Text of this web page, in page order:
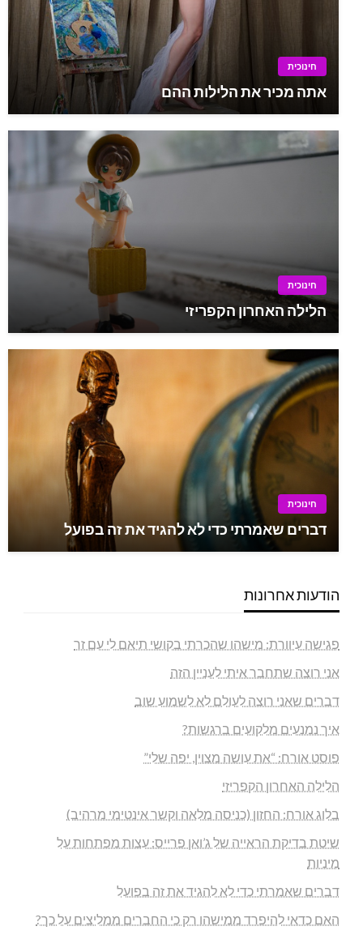
חינוכית
אתה מכיר את הלילות ההם
חינוכית
הלילה האחרון הקפריזי
חינוכית
דברים שאמרתי כדי לא להגיד את זה בפועל
הודעות אחרונות
פגישה עיוורת: מישהו שהכרתי בקושי תיאם לי עם זר
אני רוצה שתחבר איתי לעניין הזה
דברים שאני רוצה לעולם לא לשמוע שוב
איך נמנעים מלקועים ברגשות?
פוסט אורח: “את עושה מצוין, יפה שלי”
הלילה האחרון הקפריזי
בלוג אורח: החזון (כניסה מלאה וקשר אינטימי מרהיב)
שיטת בדיקת הראייה של ג’ואן פרייס: עצות מפתחות על
מיניות
דברים שאמרתי כדי לא להגיד את זה בפועל
האם כדאי להיפרד ממישהו רק כי החברים ממליצים על כך?